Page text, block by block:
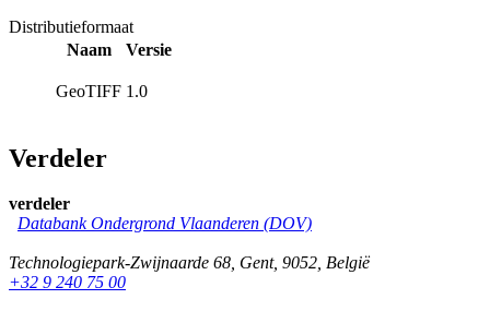
Distributieformaat
Naam
Versie
GeoTIFF 1.0
Verdeler
verdeler
Databank Ondergrond Vlaanderen (DOV)
Technologiepark-Zwijnaarde 68, Gent, 9052, België
+32 9 240 75 00